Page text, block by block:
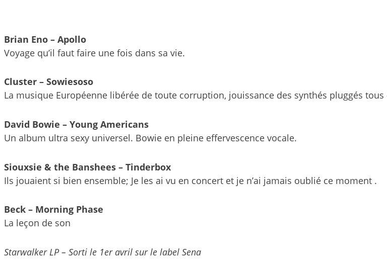
Brian Eno – Apollo
Voyage qu’il faut faire une fois dans sa vie.
Cluster – Sowiesoso
La musique Européenne libérée de toute corruption, jouissance des synthés pluggés tous
David Bowie – Young Americans
Un album ultra sexy universel. Bowie en pleine effervescence vocale.
Siouxsie & the Banshees – Tinderbox
Ils jouaient si bien ensemble; Je les ai vu en concert et je n’ai jamais oublié ce moment .
Beck – Morning Phase
La leçon de son
Starwalker LP – Sorti le 1er avril sur le label Sena